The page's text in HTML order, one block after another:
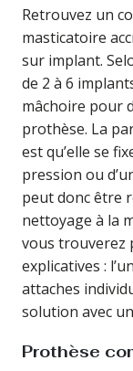
Retrouvez un
masticatoire
sur implant.
de 2 à 6
mâchoire pour
prothèse. La
est qu’elle se
pression ou
peut donc être
nettoyage à la
vous trouverez
explicatives :
attaches
solution avec
Prothèse